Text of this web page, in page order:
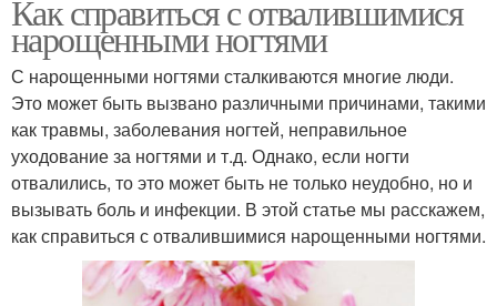
Как справиться с отвалившимися
нарощенными ногтями
С нарощенными ногтями сталкиваются многие люди.
Это может быть вызвано различными причинами, такими
как травмы, заболевания ногтей, неправильное
уходование за ногтями и т.д. Однако, если ногти
отвалились, то это может быть не только неудобно, но и
вызывать боль и инфекции. В этой статье мы расскажем,
как справиться с отвалившимися нарощенными ногтями.